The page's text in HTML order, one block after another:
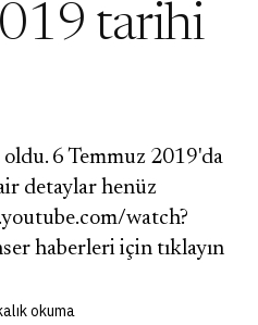
tarihi
6 Temmuz 2019'da
detaylar henüz
watch?
haberleri için tıklayın
okuma